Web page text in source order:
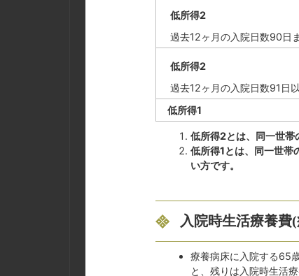
低所得2
過去12ヶ月の入院日数90日
低所得2
過去12ヶ月の入院日数91日
低所得1
低所得2とは、同一世帯
低所得1とは、同一世帯
い方です。
入院時生活療養費
療養病床に入院する65
と、残りは入院時生活